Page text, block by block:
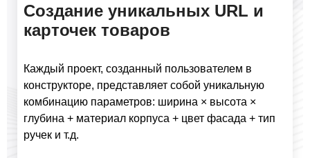
Создание уникальных URL и
карточек товаров
Каждый проект, созданный пользователем в
конструкторе, представляет собой уникальную
комбинацию параметров: ширина × высота ×
глубина + материал корпуса + цвет фасада + тип
ручек и т.д.